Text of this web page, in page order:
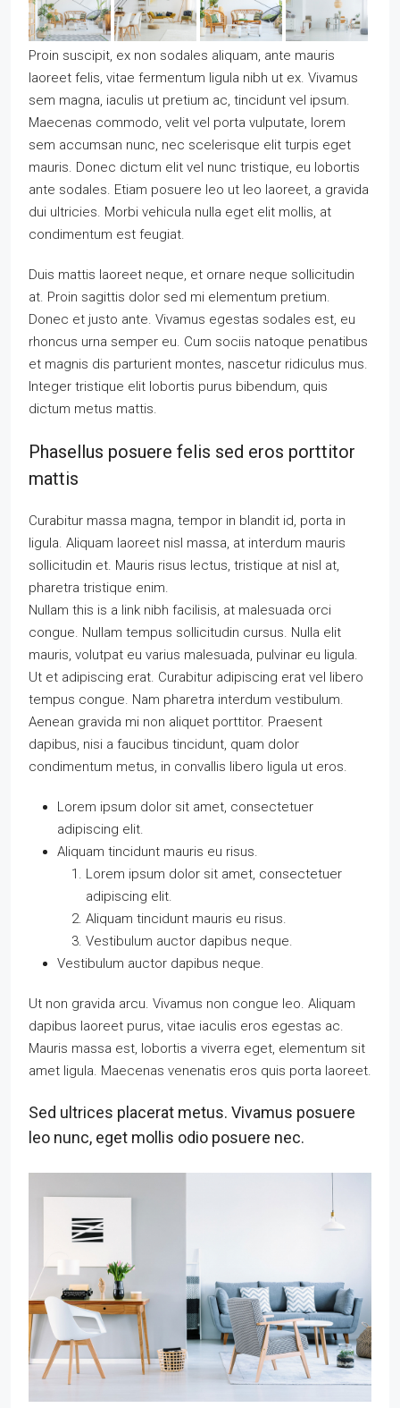
Proin suscipit, ex non sodales aliquam, ante mauris
laoreet felis, vitae fermentum ligula nibh ut ex. Vivamus
sem magna, iaculis ut pretium ac, tincidunt vel ipsum.
Maecenas commodo, velit vel porta vulputate, lorem
sem accumsan nunc, nec scelerisque elit turpis eget
mauris. Donec dictum elit vel nunc tristique, eu lobortis
ante sodales. Etiam posuere leo ut leo laoreet, a gravida
dui ultricies. Morbi vehicula nulla eget elit mollis, at
condimentum est feugiat.
Duis mattis laoreet neque, et ornare neque sollicitudin
at. Proin sagittis dolor sed mi elementum pretium.
Donec et justo ante. Vivamus egestas sodales est, eu
rhoncus urna semper eu. Cum sociis natoque penatibus
et magnis dis parturient montes, nascetur ridiculus mus.
Integer tristique elit lobortis purus bibendum, quis
dictum metus mattis.
Phasellus posuere felis sed eros porttitor
mattis
Curabitur massa magna, tempor in blandit id, porta in
ligula. Aliquam laoreet nisl massa, at interdum mauris
sollicitudin et. Mauris risus lectus, tristique at nisl at,
pharetra tristique enim.
Nullam this is a link nibh facilisis, at malesuada orci
congue. Nullam tempus sollicitudin cursus. Nulla elit
mauris, volutpat eu varius malesuada, pulvinar eu ligula.
Ut et adipiscing erat. Curabitur adipiscing erat vel libero
tempus congue. Nam pharetra interdum vestibulum.
Aenean gravida mi non aliquet porttitor. Praesent
dapibus, nisi a faucibus tincidunt, quam dolor
condimentum metus, in convallis libero ligula ut eros.
Lorem ipsum dolor sit amet, consectetuer
adipiscing elit.
Aliquam tincidunt mauris eu risus.
Lorem ipsum dolor sit amet, consectetuer
adipiscing elit.
Aliquam tincidunt mauris eu risus.
Vestibulum auctor dapibus neque.
Vestibulum auctor dapibus neque.
Ut non gravida arcu. Vivamus non congue leo. Aliquam
dapibus laoreet purus, vitae iaculis eros egestas ac.
Mauris massa est, lobortis a viverra eget, elementum sit
amet ligula. Maecenas venenatis eros quis porta laoreet.
Sed ultrices placerat metus. Vivamus posuere
leo nunc, eget mollis odio posuere nec.